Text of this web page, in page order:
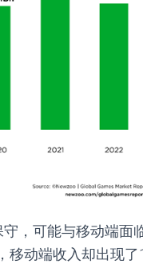
，可能与移动端面
移动端收入却出现